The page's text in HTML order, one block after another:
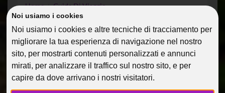
Noi usiamo i cookies
Noi usiamo i cookies e altre tecniche di tracciamento per
migliorare la tua esperienza di navigazione nel nostro
sito, per mostrarti contenuti personalizzati e annunci
mirati, per analizzare il traffico sul nostro sito, e per
capire da dove arrivano i nostri visitatori.
Home
Guide Di Viaggio
Che tipo di uomo incontrerai in vacanza?
CHE TIPO DI UOMO
INCONTRERAI IN
VACANZA?